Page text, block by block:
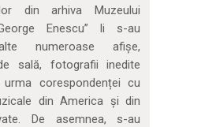
din arhiva Muzeului
Enescu” li s-au
numeroase afișe,
sală, fotografii inedite
corespondenței cu
din America și din
De asemnea, s-au